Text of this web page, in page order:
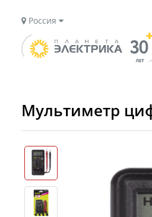
Россия
Мультиметр